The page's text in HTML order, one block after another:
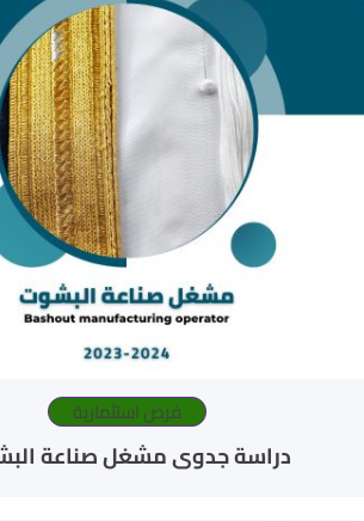
فرص استثمارية
دراسة جدوى مشغل صناعة